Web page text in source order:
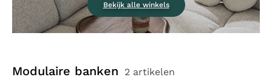
Bekijk alle winkels
Modulaire banken 2 artikelen